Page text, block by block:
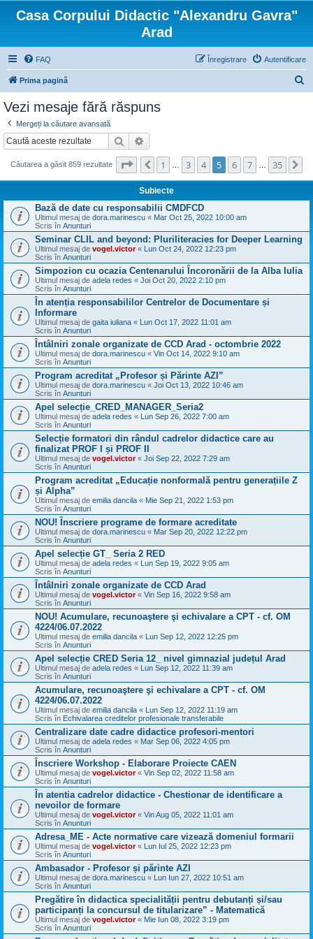
Casa Corpului Didactic "Alexandru Gavra"
Arad
FAQ Autentificare
Înregistrare
Prima pagină
e
Vezi mesaje fără răspuns
Mergeți la căutare avansată
Căutare
Căutarea a găsit 859 rezultate Pagina5 35
Anterior
1 3 4 5 6 7 35
Subiecte
Bază de date cu responsabilii CMDFCD
Ultimul mesaj de dora.marinescu « Mar Oct 25, 2022 10:00 am
Scris în Anunturi
Seminar CLIL and beyond: Pluriliteracies for Deeper Learning
Ultimul mesaj de vogel.victor« Lun Oct 24, 2022 12:23 pm
Scris în Anunturi
Simpozion cu ocazia Centenarului Încoronării de la Alba Iulia
Ultimul mesaj de adela redes « Joi Oct 20, 2022 2:10 pm
Scris în Anunturi
În atenția responsabililor Centrelor de Documentare și
Informare
Ultimul mesaj de gaita iuliana « Lun Oct 17, 2022 11:01 am
Scris în Anunturi
Întâlniri zonale organizate de CCD Arad - octombrie 2022
Ultimul mesaj de dora.marinescu « Vin Oct 14, 2022 9:10 am
Scris în Anunturi
Program acreditat „Profesor și Părinte AZI”
Ultimul mesaj de dora.marinescu « Joi Oct 13, 2022 10:46 am
Scris în Anunturi
Apel selecție_CRED_MANAGER_Seria2
Ultimul mesaj de adela redes « Lun Sep 26, 2022 7:00 am
Scris în Anunturi
Selecție formatori din rândul cadrelor didactice care au
finalizat PROF I și PROF II
Ultimul mesaj de vogel.victor« Joi Sep 22, 2022 7:29 am
Scris în Anunturi
Program acreditat „Educație nonformală pentru generațiile Z
și Alpha”
Ultimul mesaj de emilia dancila « Mie Sep 21, 2022 1:53 pm
Scris în Anunturi
NOU! Înscriere programe de formare acreditate
Ultimul mesaj de dora.marinescu « Mar Sep 20, 2022 12:22 pm
Scris în Anunturi
Apel selecție GT_ Seria 2 RED
Ultimul mesaj de adela redes « Lun Sep 19, 2022 9:05 am
Scris în Anunturi
Întâlniri zonale organizate de CCD Arad
Ultimul mesaj de vogel.victor« Vin Sep 16, 2022 9:58 am
Scris în Anunturi
NOU! Acumulare, recunoaştere şi echivalare a CPT - cf. OM
4224/06.07.2022
Ultimul mesaj de emilia dancila « Lun Sep 12, 2022 12:25 pm
Scris în Anunturi
Apel selecție CRED Seria 12_ nivel gimnazial județul Arad
Ultimul mesaj de adela redes « Lun Sep 12, 2022 11:39 am
Scris în Anunturi
Acumulare, recunoaştere şi echivalare a CPT - cf. OM
4224/06.07.2022
Ultimul mesaj de emilia dancila « Lun Sep 12, 2022 11:19 am
Scris în Echivalarea creditelor profesionale transferabile
Centralizare date cadre didactice profesori-mentori
Ultimul mesaj de adela redes « Mar Sep 06, 2022 4:05 pm
Scris în Anunturi
Înscriere Workshop - Elaborare Proiecte CAEN
Ultimul mesaj de vogel.victor« Vin Sep 02, 2022 11:58 am
Scris în Anunturi
În atentia cadrelor didactice - Chestionar de identificare a
nevoilor de formare
Ultimul mesaj de vogel.victor« Vin Aug 05, 2022 11:01 am
Scris în Anunturi
Adresa_ME - Acte normative care vizează domeniul formarii
Ultimul mesaj de vogel.victor« Lun Iul 25, 2022 12:23 pm
Scris în Anunturi
Ambasador - Profesor și părinte AZI
Ultimul mesaj de dora.marinescu « Lun Iun 27, 2022 10:51 am
Scris în Anunturi
Pregătire în didactica specialității pentru debutanți și/sau
participanți la concursul de titularizare” - Matematică
Ultimul mesaj de vogel.victor« Mie Iun 08, 2022 3:19 pm
Scris în Anunturi